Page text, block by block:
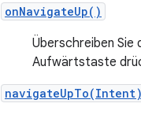
onNavigateUp()
Überschreiben Sie
Aufwärtstaste
navigateUpTo(Intent)